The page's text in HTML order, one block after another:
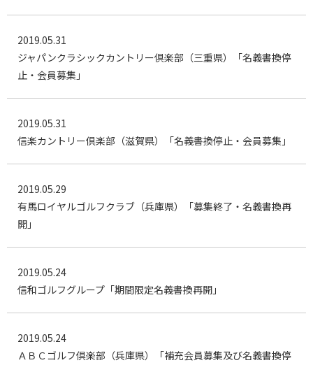
2019.05.31
ジャパンクラシックカントリー倶楽部（三重県）「名義書換停
止・会員募集」
2019.05.31
信楽カントリー倶楽部（滋賀県）「名義書換停止・会員募集」
2019.05.29
有馬ロイヤルゴルフクラブ（兵庫県）「募集終了・名義書換再
開」
2019.05.24
信和ゴルフグループ「期間限定名義書換再開」
2019.05.24
ＡＢＣゴルフ倶楽部（兵庫県）「補充会員募集及び名義書換停